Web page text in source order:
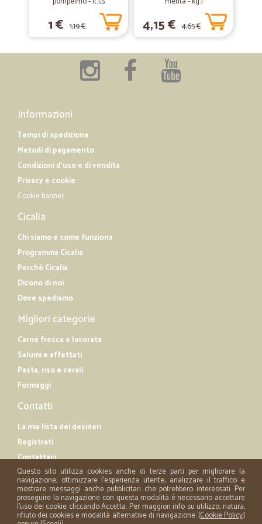
Tutto perfetto. Consegna velocissima
1 € 1,19 € 4,15 € 4,65 €
Informazioni
Tempi di spedizione
Metodi di pagamento
Condizioni d'uso e di vendita
Privacy e cookie
Cookie banner
Cicalia
Chi siamo e come funziona
Programma Cicalia
Perché Cicalia
Dicono di noi
Dove spediamo
Migliori categorie
Carne fresca e lavorata
Salumi e affettati
Pasta, riso e cerali
Formaggi
Contatti
La mia lista dei desideri
Registrati
Contattaci
Questo sito utilizza cookies anche di terze parti per migliorare la
navigazione, ottimizzare l'esperienza utente, analizzare il traffico e
mostrare messaggi anche pubblicitari che potrebbero interessati. Per
proseguire la navigazione con questa modalità è necessario accettare
l'uso dei cookie cliccando Accetta. Per maggiori info su utilizzo, natura,
rifiuto dei cookies e modalità alternative di navigazione: [Cookie Policy]